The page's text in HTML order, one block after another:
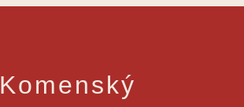
Komenský